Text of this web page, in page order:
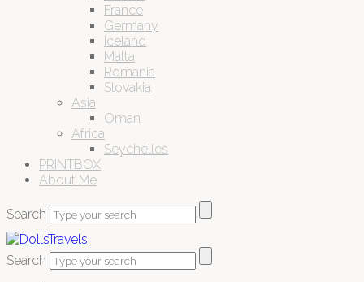
France
Germany
Iceland
Malta
Romania
Slovakia
Asia
Oman
Africa
Seychelles
PRINTBOX
About Me
Search
Search